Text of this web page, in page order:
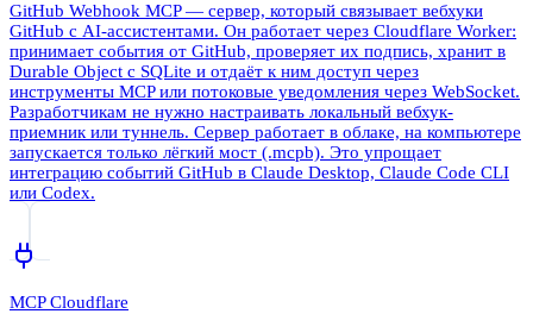
GitHub Webhook MCP — сервер, который связывает вебхуки
GitHub с AI-ассистентами. Он работает через Cloudflare Worker:
принимает события от GitHub, проверяет их подпись, хранит в
Durable Object с SQLite и отдаёт к ним доступ через
инструменты MCP или потоковые уведомления через WebSocket.
Разработчикам не нужно настраивать локальный вебхук-
приемник или туннель. Сервер работает в облаке, на компьютере
запускается только лёгкий мост (.mcpb). Это упрощает
интеграцию событий GitHub в Claude Desktop, Claude Code CLI
или Codex.
MCP Cloudflare